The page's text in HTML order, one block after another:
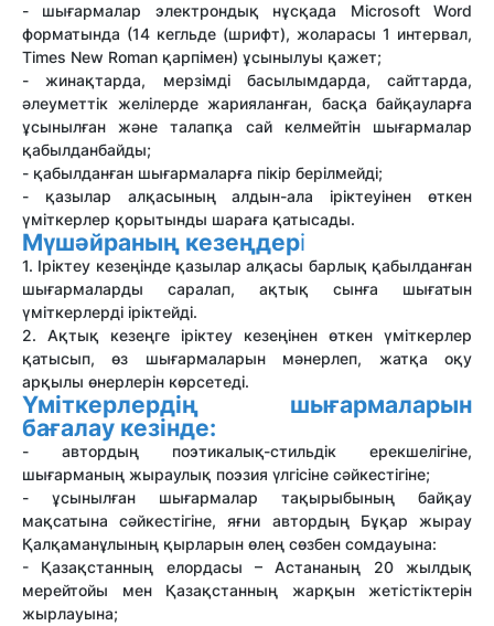
- шығармалар электрондық нұсқада Microsoft Word
форматында (14 кегльде (шрифт), жоларасы 1 интервал,
Times New Roman қарпімен) ұсынылуы қажет;
- жинақтарда, мерзімді басылымдарда, сайттарда,
әлеуметтік желілерде жарияланған, басқа байқауларға
ұсынылған және талапқа сай келмейтін шығармалар
қабылданбайды;
- қабылданған шығармаларға пікір берілмейді;
- қазылар алқасының алдын-ала іріктеуінен өткен
үміткерлер қорытынды шараға қатысады.
Мүшәйраның кезеңдері
1. Іріктеу кезеңінде қазылар алқасы барлық қабылданған
шығармаларды саралап, ақтық сынға шығатын
үміткерлерді іріктейді.
2. Ақтық кезеңге іріктеу кезеңінен өткен үміткерлер
қатысып, өз шығармаларын мәнерлеп, жатқа оқу
арқылы өнерлерін көрсетеді.
Үміткерлердің шығармаларын
бағалау кезінде:
- автордың поэтикалық-стильдік ерекшелігіне,
шығарманың жыраулық поэзия үлгісіне сәйкестігіне;
- ұсынылған шығармалар тақырыбының байқау
мақсатына сәйкестігіне, яғни автордың Бұқар жырау
Қалқаманұлының қырларын өлең сөзбен сомдауына:
- Қазақстанның елордасы – Астананың 20 жылдық
мерейтойы мен Қазақстанның жарқын жетістіктерін
жырлауына;